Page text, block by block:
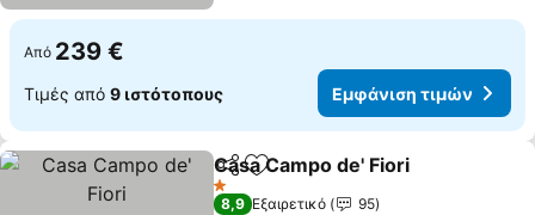
Από 239 €
Τιμές από 9 ιστότοπους Εμφάνιση τιμών
Κοινοποίηση
Προσθήκη στα αγαπημένα
Casa Campo de' Fiori
1 Αστέρια
8,9 Εξαιρετικό
95